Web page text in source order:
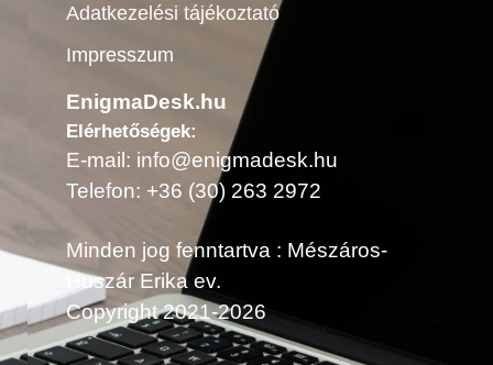
Adatkezelési tájékoztató
Impresszum
EnigmaDesk.hu
Elérhetőségek:
E-mail: info@enigmadesk.hu
Telefon: +36 (30) 263 2972
Minden jog fenntartva : Mészáros-
Huszár Erika ev.
Copyright 2021-2026